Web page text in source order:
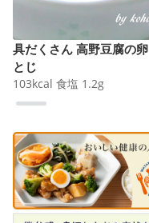
具だくさん 高野豆腐の卵
とじ
103kcal 食塩 1.2g